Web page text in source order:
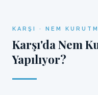
KARŞI · NEM
Karşı'da Nem
Yapılıyor?